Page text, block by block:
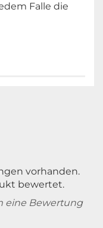
Falle die
vorhanden.
bewertet.
eine Bewertung